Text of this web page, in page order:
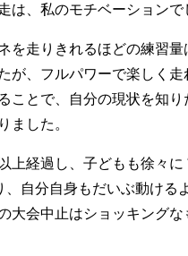
は、私のモチベーションで
を走りきれるほどの練習量
が、フルパワーで楽しく走
ことで、自分の現状を知り
ました。
上経過し、子どもも徐々に
、自分自身もだいぶ動ける
大会中止はショッキングな